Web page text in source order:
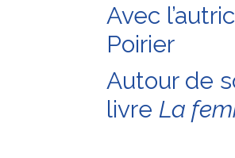
Avec
Poirier
Autour de
livre La